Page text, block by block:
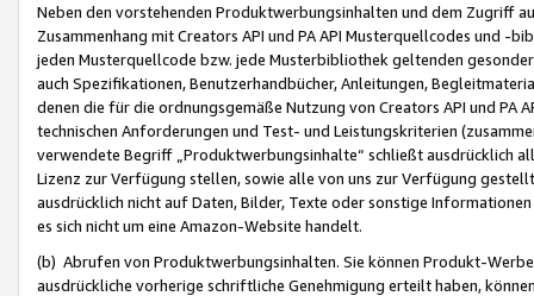
Neben den vorstehenden Produktwerbungsinhalten und dem Zugriff
Zusammenhang mit Creators API und PA API Musterquellcodes und
jeden Musterquellcode bzw. jede Musterbibliothek geltenden
auch Spezifikationen, Benutzerhandbücher, Anleitungen,
denen die für die ordnungsgemäße Nutzung von Creators API und PA
technischen Anforderungen und Test- und Leistungskriterien
verwendete Begriff „Produktwerbungsinhalte“ schließt ausdrücklich
Lizenz zur Verfügung stellen, sowie alle von uns zur Verfügung
ausdrücklich nicht auf Daten, Bilder, Texte oder sonstige
es sich nicht um eine Amazon-Website handelt.
(b) Abrufen von Produktwerbungsinhalten. Sie können Produkt-
ausdrückliche vorherige schriftliche Genehmigung erteilt haben,